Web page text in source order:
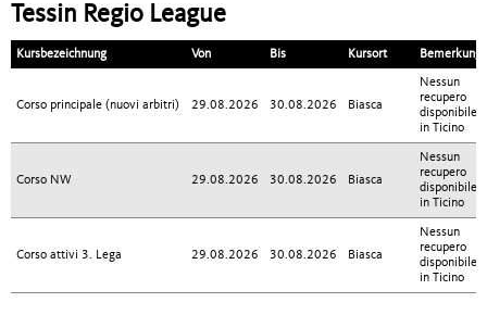
Tessin Regio League
Kursbezeichnung Von Bis Kursort Bemerkung
Corso principale (nuovi arbitri) 29.08.2026 30.08.2026 Biasca
Nessun
recupero
disponibile
in Ticino
Corso NW 29.08.2026 30.08.2026 Biasca
Nessun
recupero
disponibile
in Ticino
Corso attivi 3. Lega 29.08.2026 30.08.2026 Biasca
Nessun
recupero
disponibile
in Ticino